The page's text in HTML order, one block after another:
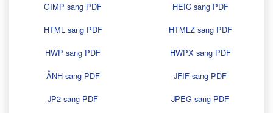
GIMP sang PDF
HEIC sang PDF
HTML sang PDF
HTMLZ sang PDF
HWP sang PDF
HWPX sang PDF
ẢNH sang PDF
JFIF sang PDF
JP2 sang PDF
JPEG sang PDF